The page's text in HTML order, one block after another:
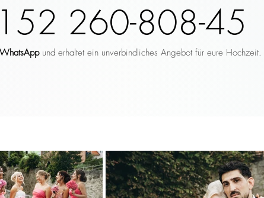
260-808-45
WhatsAppund erhaltet ein unverbindliches Angebot für eure Hochzeit.